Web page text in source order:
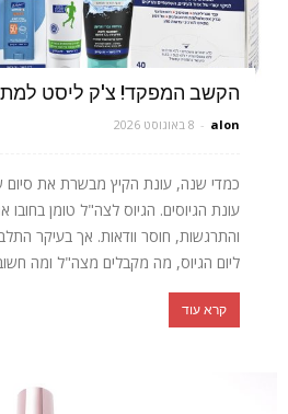
הקשב המפקד! צ'ק ליסט
alon
- 8 באוגוסט 2026
כמדי שנה, עונת הקיץ מבשרת את סיום
עונת הגיוסים. הגיוס לצה"ל טומן
והתרגשות, חוסר וודאות. אך בעיקר
ליום הגיוס, מה מקבלים מצה"ל ומה
קרא עוד